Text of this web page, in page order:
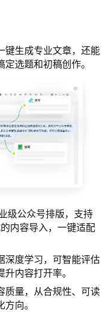
键生成专业文章，还能
选题和初稿创作。
级公众号排版，支持
内容导入，一键适配
深度学习，可智能评估
内容打开率。
质量，从合规性、可读
向。